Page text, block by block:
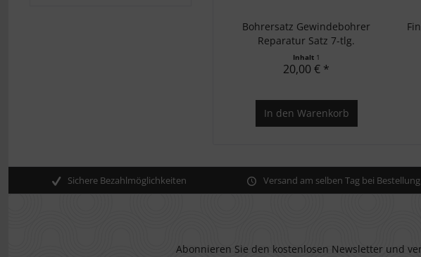
Bohrersatz Gewindebohrer
Reparatur Satz 7-tlg.
Inhalt 1
20,00 € *
In den Warenkorb
Sichere Bezahlmöglichkeiten Versand am selben Tag bei
Abonnieren Sie den kostenlosen Newsletter und